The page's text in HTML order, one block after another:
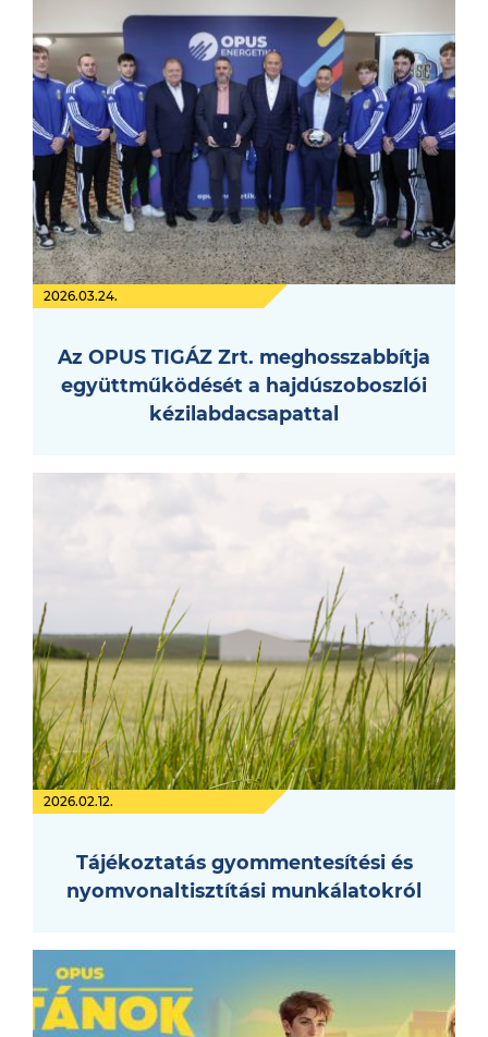
2026.03.24.
Az OPUS TIGÁZ Zrt. meghosszabbítja
együttműködését a hajdúszoboszlói
kézilabdacsapattal
2026.02.12.
Tájékoztatás gyommentesítési és
nyomvonaltisztítási munkálatokról